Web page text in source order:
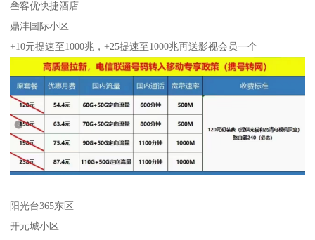
叁客优快捷酒店
鼎沣国际小区
+10元提速至1000兆，+25提速至1000兆再送影视会员一个
阳光台365东区
开元城小区